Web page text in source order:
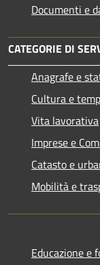
Documenti e
CATEGORIE DI
Anagrafe e
Cultura e
Vita lavorativa
Imprese e
Catasto e
Mobilità e
Educazione e